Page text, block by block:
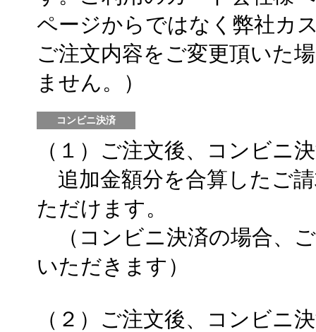
ページからではなく弊社カ
ご注文内容をご変更頂いた
ません。）
コンビニ決済
（１）ご注文後、コンビニ
追加金額分を合算したご
ただけます。
（コンビニ決済の場合、
いただきます）
（２）ご注文後、コンビニ